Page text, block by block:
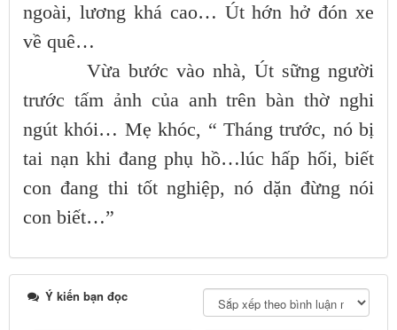
ngoài, lương khá cao… Út hớn hở đón xe
về quê…
Vừa bước vào nhà, Út sững người
trước tấm ảnh của anh trên bàn thờ nghi
ngút khói… Mẹ khóc, “ Tháng trước, nó bị
tai nạn khi đang phụ hồ…lúc hấp hối, biết
con đang thi tốt nghiệp, nó dặn đừng nói
con biết…”
Ý kiến bạn đọc